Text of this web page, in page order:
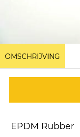
OMSCHRIJVING
EPDM Rubber